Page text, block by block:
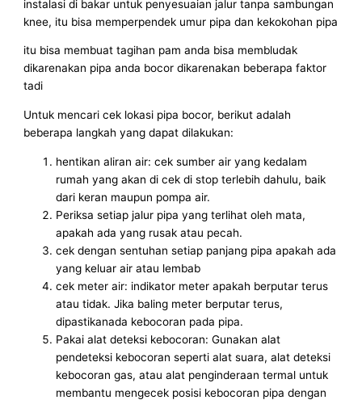
instalasi di bakar untuk penyesuaian jalur tanpa sambungan
knee, itu bisa memperpendek umur pipa dan kekokohan pipa
itu bisa membuat tagihan pam anda bisa membludak
dikarenakan pipa anda bocor dikarenakan beberapa faktor
tadi
Untuk mencari cek lokasi pipa bocor, berikut adalah
beberapa langkah yang dapat dilakukan:
hentikan aliran air: cek sumber air yang kedalam
rumah yang akan di cek di stop terlebih dahulu, baik
dari keran maupun pompa air.
Periksa setiap jalur pipa yang terlihat oleh mata,
apakah ada yang rusak atau pecah.
cek dengan sentuhan setiap panjang pipa apakah ada
yang keluar air atau lembab
cek meter air: indikator meter apakah berputar terus
atau tidak. Jika baling meter berputar terus,
dipastikanada kebocoran pada pipa.
Pakai alat deteksi kebocoran: Gunakan alat
pendeteksi kebocoran seperti alat suara, alat deteksi
kebocoran gas, atau alat penginderaan termal untuk
membantu mengecek posisi kebocoran pipa dengan